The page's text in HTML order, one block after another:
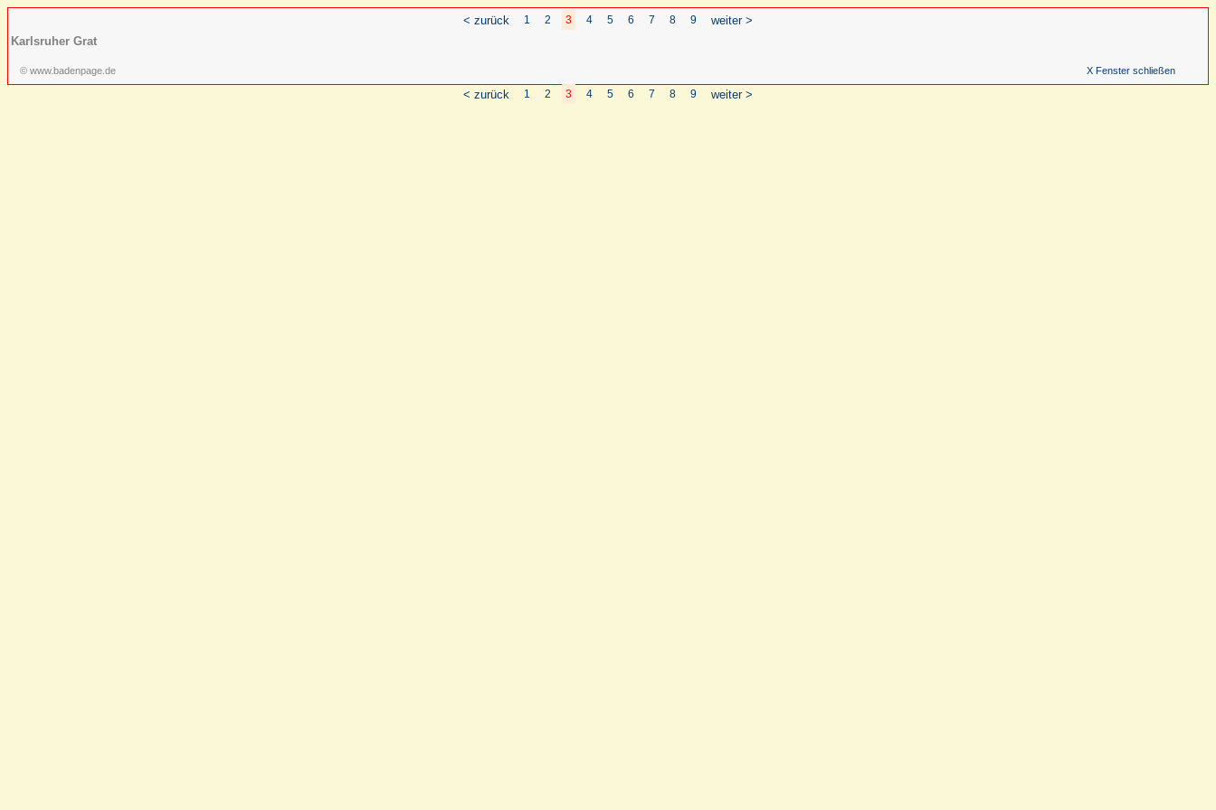
< zurück 1 2 3 4 5 6 7 8 9
weiter >
Karlsruher Grat
© www.badenpage.de X Fenster schließen
< zurück 1 2 3 4 5 6 7 8 9 weiter >